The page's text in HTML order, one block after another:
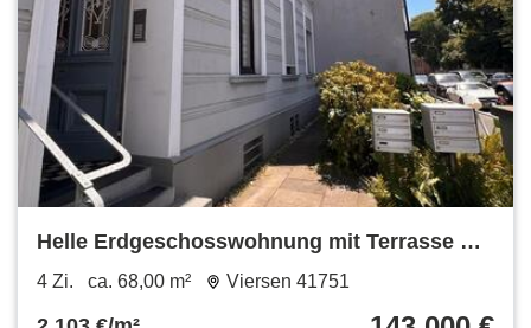
Helle Erdgeschosswohnung mit Terrasse &
Garten in Viersen-Dülken
4 Zi. ca. 68,00 m² Viersen 41751